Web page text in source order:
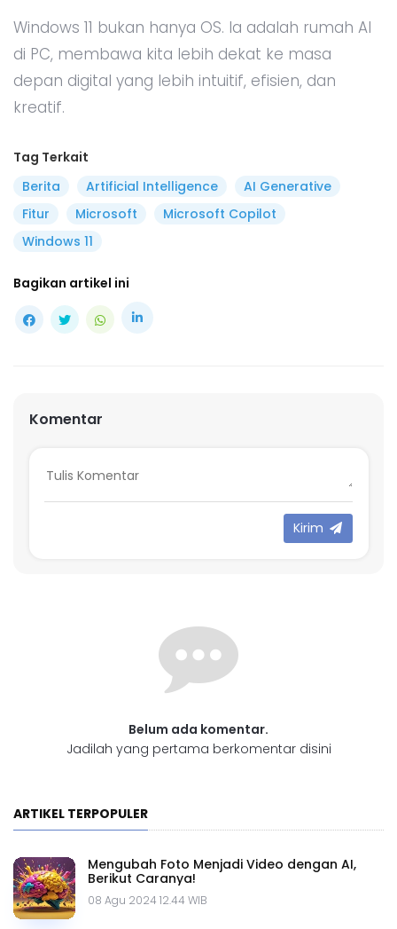
Windows 11 bukan hanya OS. Ia adalah rumah AI
di PC, membawa kita lebih dekat ke masa
depan digital yang lebih intuitif, efisien, dan
kreatif.
Tag Terkait
Berita
Artificial Intelligence
AI Generative
Fitur
Microsoft
Microsoft Copilot
Windows 11
Bagikan artikel ini
Komentar
Kirim
Belum ada komentar.
Jadilah yang pertama berkomentar disini
ARTIKEL TERPOPULER
Mengubah Foto Menjadi Video dengan AI,
Berikut Caranya!
08 Agu 2024 12.44 WIB